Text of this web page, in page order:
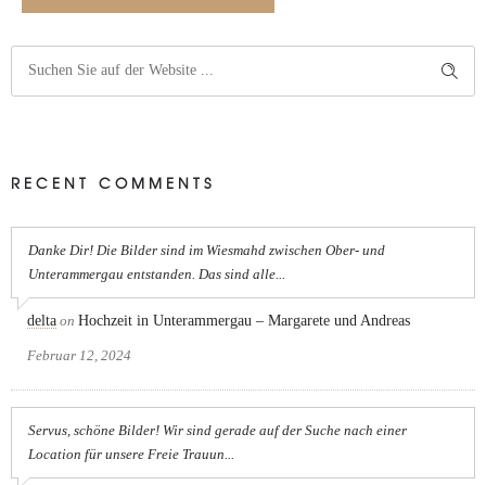
RECENT COMMENTS
Danke Dir! Die Bilder sind im Wiesmahd zwischen Ober- und
Unterammergau entstanden. Das sind alle...
delta on Hochzeit in Unterammergau – Margarete und Andreas
Februar 12, 2024
Servus, schöne Bilder! Wir sind gerade auf der Suche nach einer
Location für unsere Freie Trauun...